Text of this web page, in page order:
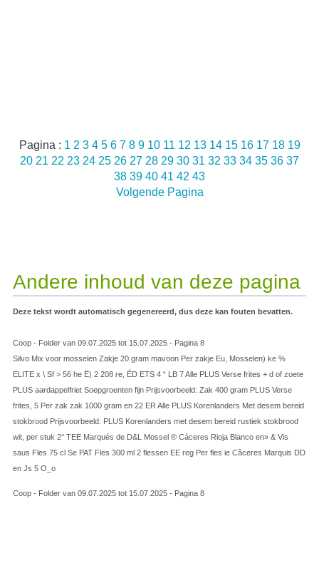
Pagina : 1 2 3 4 5 6 7 8 9 10 11 12 13 14 15 16 17 18 19
20 21 22 23 24 25 26 27 28 29 30 31 32 33 34 35 36 37
38 39 40 41 42 43
Volgende Pagina
Andere inhoud van deze pagina
Deze tekst wordt automatisch gegenereerd, dus deze kan fouten bevatten.
Coop - Folder van 09.07.2025 tot 15.07.2025 - Pagina 8
Silvo Mix voor mosselen Zakje 20 gram mavoon Per zakje Eu, Mosselen) ke %
ELITE x \ Sf > 56 he Ë) 2 208 re, ÉD ETS 4 “ LB 7 Alle PLUS Verse frites + d of zoete
PLUS aardappelfriet Soepgroenten fijn Prijsvoorbeeld: Zak 400 gram PLUS Verse
frites, 5 Per zak zak 1000 gram en 22 ER Alle PLUS Korenlanders Met desem bereid
stokbrood Prijsvoorbeeld: PLUS Korenlanders met desem bereid rustiek stokbrood
wit, per stuk 2° TEE Marqués de D&L Mossel ® Cáceres Rioja Blanco en» & Vis
saus Fles 75 cl Se PAT Fles 300 ml 2 flessen EE reg Per fles ie Câceres Marquis DD
en Js 5 O_o
Coop - Folder van 09.07.2025 tot 15.07.2025 - Pagina 8